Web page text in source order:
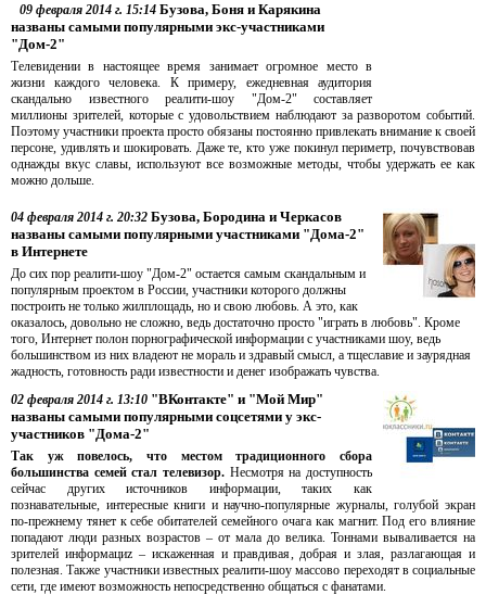
09 февраля 2014 г. 15:14 Бузова, Боня и Карякина
названы самыми популярными экс-участниками
"Дом-2"
Телевидении в настоящее время занимает огромное место в
жизни каждого человека. К примеру, ежедневная аудитория
скандально известного реалити-шоу "Дом-2" составляет
миллионы зрителей, которые с удовольствием наблюдают за разворотом событий.
Поэтому участники проекта просто обязаны постоянно привлекать внимание к своей
персоне, удивлять и шокировать. Даже те, кто уже покинул периметр, почувствовав
однажды вкус славы, используют все возможные методы, чтобы удержать ее как
можно дольше.
04 февраля 2014 г. 20:32 Бузова, Бородина и Черкасов
названы самыми популярными участниками "Дома-2"
в Интернете
До сих пор реалити-шоу "Дом-2" остается самым скандальным и
популярным проектом в России, участники которого должны
построить не только жилплощадь, но и свою любовь. А это, как
оказалось, довольно не сложно, ведь достаточно просто "играть в любовь". Кроме
того, Интернет полон порнографической информации с участниками шоу, ведь
большинством из них владеют не мораль и здравый смысл, а тщеславие и заурядная
жадность, готовность ради известности и денег изображать чувства.
02 февраля 2014 г. 13:10 "ВКонтакте" и "Мой Мир"
названы самыми популярными соцсетями у экс-
участников "Дома-2"
Так уж повелось, что местом традиционного сбора
большинства семей стал телевизор. Несмотря на доступность
сейчас других источников информации, таких как
познавательные, интересные книги и научно-популярные журналы, голубой экран
по-прежнему тянет к себе обитателей семейного очага как магнит. Под его влияние
попадают люди разных возрастов – от мала до велика. Тоннами вываливается на
зрителей информациz – искаженная и правдивая, добрая и злая, разлагающая и
полезная. Также участники известных реалити-шоу массово переходят в социальные
сети, где имеют возможность непосредственно общаться с фанатами.